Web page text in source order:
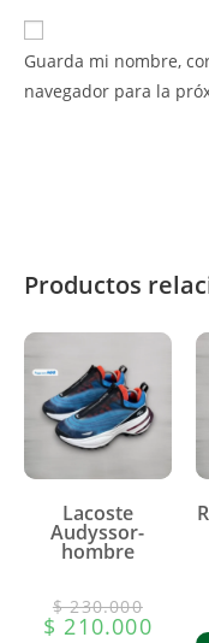
Guarda mi nombre,
navegador para la
Productos
Lacoste
Audyssor-
hombre
$230.000
$ 210.000